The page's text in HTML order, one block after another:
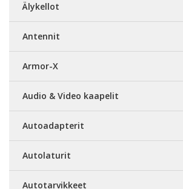
Älykellot
Antennit
Armor-X
Audio & Video kaapelit
Autoadapterit
Autolaturit
Autotarvikkeet